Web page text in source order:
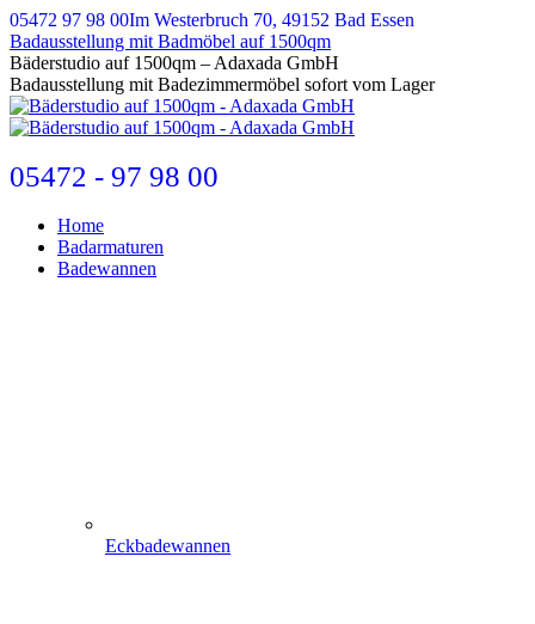
Zum
Inhalt
springen
05472 97 98 00Im Westerbruch 70, 49152 Bad Essen
Badausstellung mit Badmöbel auf 1500qm
E-
Mail
page
opens
new
window
Bäderstudio auf 1500qm – Adaxada GmbH
Badausstellung mit Badezimmermöbel sofort vom Lager
05472 - 97 98 00
Home
Badarmaturen
Badewannen
Eckbadewannen